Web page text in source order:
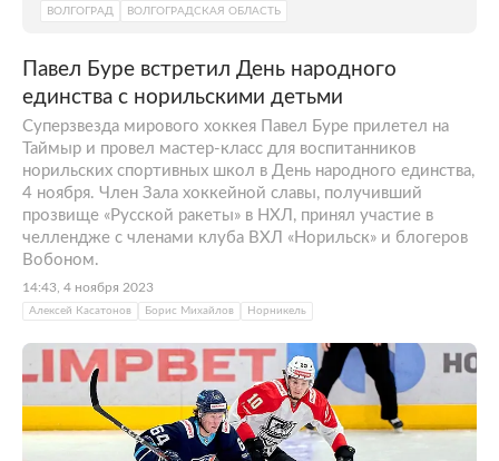
ВОЛГОГРАД
ВОЛГОГРАДСКАЯ ОБЛАСТЬ
Павел Буре встретил День народного
единства с норильскими детьми
Суперзвезда мирового хоккея Павел Буре прилетел на
Таймыр и провел мастер-класс для воспитанников
норильских спортивных школ в День народного единства,
4 ноября. Член Зала хоккейной славы, получивший
прозвище «Русской ракеты» в НХЛ, принял участие в
челлендже с членами клуба ВХЛ «Норильск» и блогеров
Вобоном.
14:43, 4 ноября 2023
Алексей Касатонов Борис Михайлов Норникель